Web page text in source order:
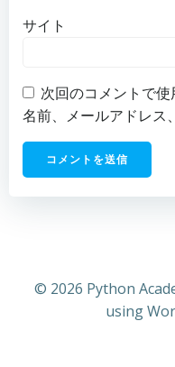
サイト
次回のコメントで
名前、メールアドレス
© 2026 Python
using